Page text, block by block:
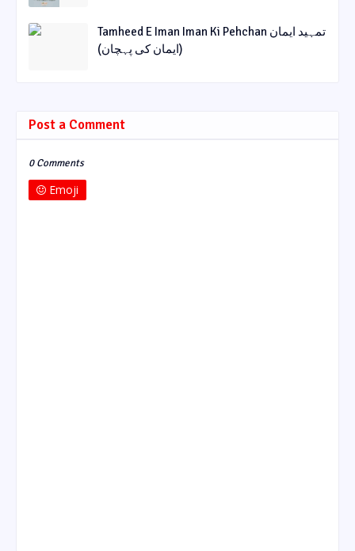
Tamheed E Iman Iman Ki Pehchan تمہید ایمان
(ایمان کی پہچان)
Post a Comment
0 Comments
Emoji